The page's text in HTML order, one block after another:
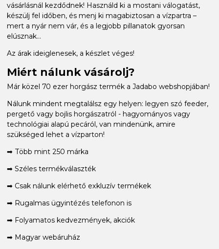
vásárlásnál kezdődnek! Használd ki a mostani válogatást,
készülj fel időben, és menj ki magabiztosan a vízpartra –
mert a nyár nem vár, és a legjobb pillanatok gyorsan
elúsznak...
Az árak ideiglenesek, a készlet véges!
Miért nálunk vásárolj?
Már közel 70 ezer horgász termék a Jadabo webshopjában!
Nálunk mindent megtalálsz egy helyen: legyen szó feeder,
pergető vagy bojlis horgászatról - hagyományos vagy
technológiai alapú pecáról, van mindenünk, amire
szükséged lehet a vízparton!
➡ Több mint 250 márka
➡ Széles termékválaszték
➡ Csak nálunk elérhető exkluzív termékek
➡ Rugalmas ügyintézés telefonon is
➡ Folyamatos kedvezmények, akciók
➡ Magyar webáruház